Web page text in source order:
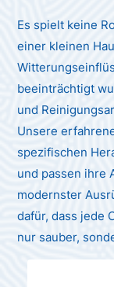
Es spielt keine
einer kleinen
beeinträchtigt
und
Unsere
spezifischen
und passen ihre
modernster
dafür, dass jede
nur sauber,